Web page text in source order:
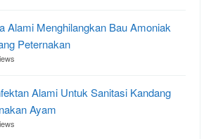
Alami Menghilangkan Bau Amoniak
Peternakan
Alami Untuk Sanitasi Kandang
Ayam